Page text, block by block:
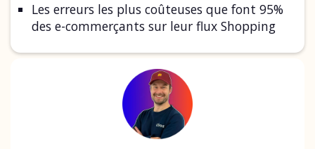
Les erreurs les plus coûteuses que font 95%
des e-commerçants sur leur flux Shopping